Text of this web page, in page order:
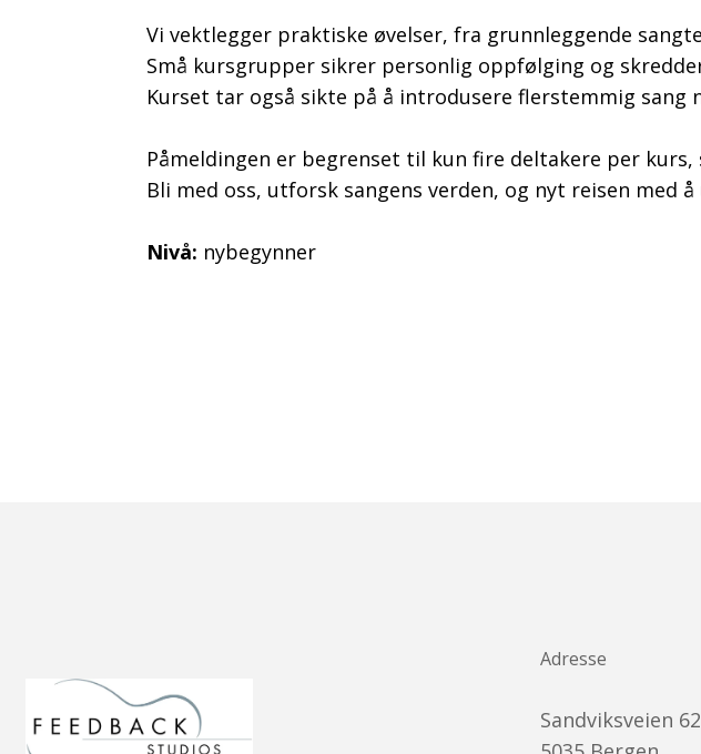
Vi vektlegger praktiske øvelser, fra grunnleggende
Små kursgrupper sikrer personlig oppfølging og
Kurset tar også sikte på å introdusere flerstemmig sang
Påmeldingen er begrenset til kun fire deltakere per kurs,
Bli med oss, utforsk sangens verden, og nyt reisen med
Nivå: nybegynner
Adresse
Sandviksveien 62